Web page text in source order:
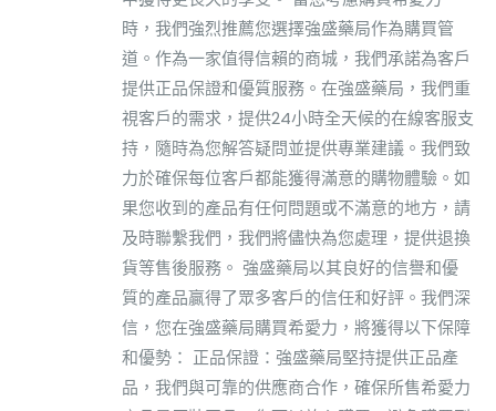
時，我們強烈推薦您選擇強盛藥局作為購買管
道。作為一家值得信賴的商城，我們承諾為客戶
提供正品保證和優質服務。在強盛藥局，我們重
視客戶的需求，提供24小時全天候的在線客服支
持，隨時為您解答疑問並提供專業建議。我們致
力於確保每位客戶都能獲得滿意的購物體驗。如
果您收到的產品有任何問題或不滿意的地方，請
及時聯繫我們，我們將儘快為您處理，提供退換
貨等售後服務。 強盛藥局以其良好的信譽和優
質的產品贏得了眾多客戶的信任和好評。我們深
信，您在強盛藥局購買希愛力，將獲得以下保障
和優勢： 正品保證：強盛藥局堅持提供正品產
品，我們與可靠的供應商合作，確保所售希愛力